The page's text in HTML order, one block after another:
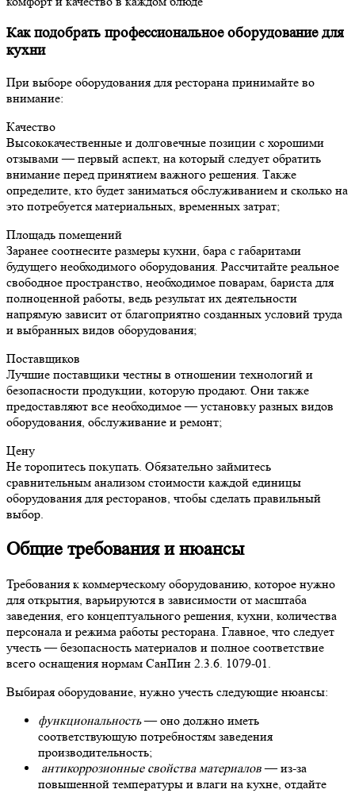
Как подобрать профессиональное оборудование для
кухни
При выборе оборудования для ресторана принимайте во
внимание:
Качество
Высококачественные и долговечные позиции с хорошими
отзывами — первый аспект, на который следует обратить
внимание перед принятием важного решения. Также
определите, кто будет заниматься обслуживанием и сколько на
это потребуется материальных, временных затрат;
Площадь помещений
Заранее соотнесите размеры кухни, бара с габаритами
будущего необходимого оборудования. Рассчитайте реальное
свободное пространство, необходимое поварам, бариста для
полноценной работы, ведь результат их деятельности
напрямую зависит от благоприятно созданных условий труда
и выбранных видов оборудования;
Поставщиков
Лучшие поставщики честны в отношении технологий и
безопасности продукции, которую продают. Они также
предоставляют все необходимое — установку разных видов
оборудования, обслуживание и ремонт;
Цену
Не торопитесь покупать. Обязательно займитесь
сравнительным анализом стоимости каждой единицы
оборудования для ресторанов, чтобы сделать правильный
выбор.
Общие требования и нюансы
Требования к коммерческому оборудованию, которое нужно
для открытия , варьируются в зависимости от масштаба
заведения, его концептуального решения, кухни , количества
персонала и режима работы ресторана . Главное, что следует
учесть — безопасность материалов и полное соответствие
всего оснащения нормам СанПин 2.3.6. 1079-01.
Выбирая оборудование, нужно учесть следующие нюансы:
функциональность— оно должно иметь
соответствующую потребностям заведения
производительность;
антикоррозионные свойства материалов— из-за
повышенной температуры и влаги на кухне, отдайте